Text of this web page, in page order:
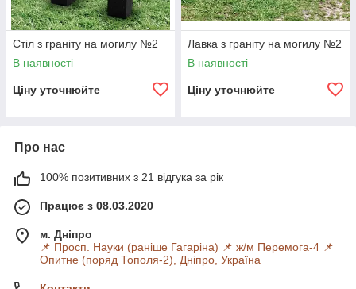
Довжина — 100 см.
Ширина — 20 см.
Товщина — 5 см.
Виготовлення під замовлення
Можливе виготовлення за індивідуальними розмірами.
меморіального комплексу.
Надійний монтаж
Для встановлення застосовується армування й додаткова
фіксація спеціальними сумішшю. Такий спосіб кріплення
забезпечує стійкість конструкції та неабияк ускладнює
демонтаж виробів.
Стіл з граніту на могилу №2
В наявності
Ціну уточнюйте
Лавка з граніту на могилу №2
В наявності
Ціну уточнюйте
Про нас
100% позитивних з 21 відгука за рік
Працює з 08.03.2020
м. Дніпро
📌 Просп. Науки (раніше Гагаріна) 📌 ж/м Перемога-4 📌
Опитне (поряд Тополя-2), Дніпро, Україна